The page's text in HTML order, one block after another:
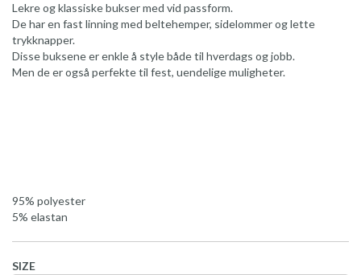
Lekre og klassiske bukser med vid passform.
De har en fast linning med beltehemper, sidelommer og lette
trykknapper.
Disse buksene er enkle å style både til hverdags og jobb.
Men de er også perfekte til fest, uendelige muligheter.
95% polyester
5% elastan
SIZE